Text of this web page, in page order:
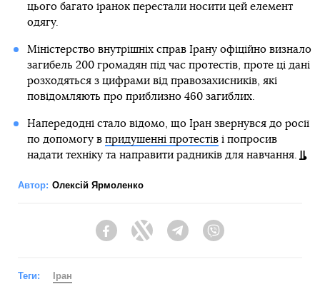
цього багато іранок перестали носити цей елемент
одягу.
Міністерство внутрішніх справ Ірану офіційно визнало
загибель 200 громадян під час протестів, проте ці дані
розходяться з цифрами від правозахисників, які
повідомляють про приблизно 460 загиблих.
Напередодні стало відомо, що Іран звернувся до росії
по допомогу в придушенні протестіві попросив
надати техніку та направити радників для навчання.
Автор: Олексій Ярмоленко
FacebookTwitter Telegram
Теги: Іран